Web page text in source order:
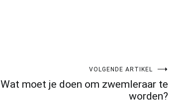
VOLGENDE ARTIKEL
Wat moet je doen om zwemleraar te
worden?